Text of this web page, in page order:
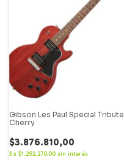
Gibson Les Paul Special Tribute
Cherry
$3.876.810,00
3 x $1.292.270,00 sin interés